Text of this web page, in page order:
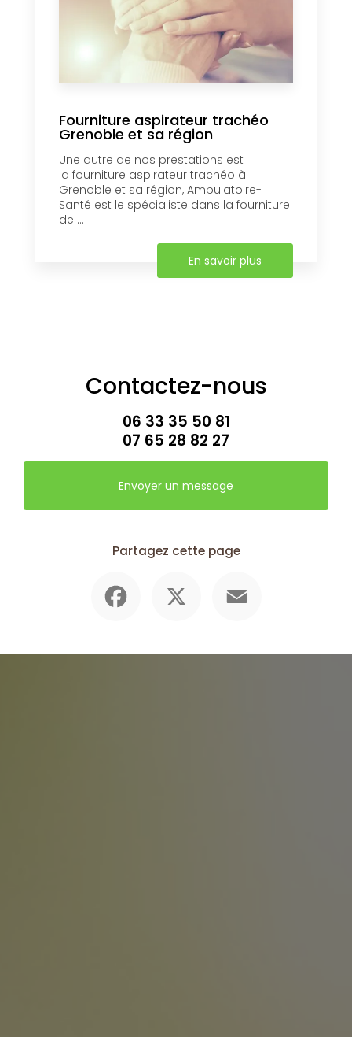
Fourniture aspirateur trachéo
Grenoble et sa région
Une autre de nos prestations est
la fourniture aspirateur trachéo à
Grenoble et sa région, Ambulatoire-
Santé est le spécialiste dans la fourniture
de ...
En savoir plus
Contactez-nous
06 33 35 50 81
07 65 28 82 27
Envoyer un message
Partagez cette page